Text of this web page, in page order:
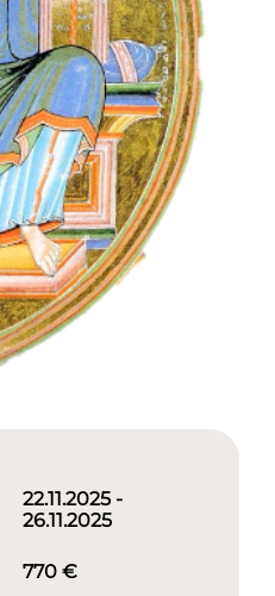
22.11.2025 -
26.11.2025
770 €